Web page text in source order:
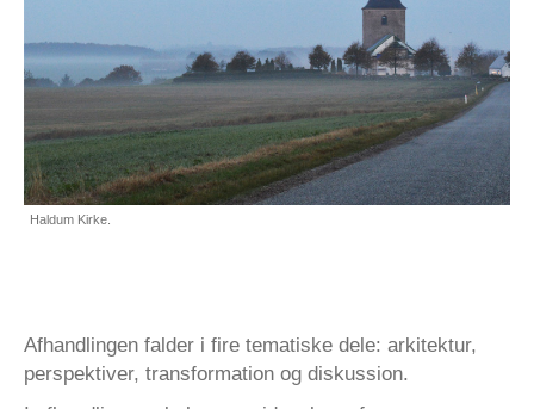
Haldum Kirke.
Afhandlingen falder i fire tematiske dele: arkitektur,
perspektiver, transformation og diskussion.